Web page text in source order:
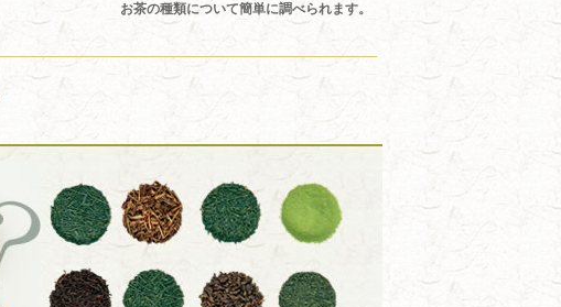
お茶の種類について簡単に調べられます。